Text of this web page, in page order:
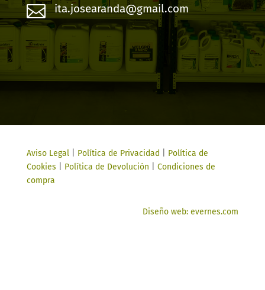
 ita.josearanda@gmail.com
Aviso Legal| Política de Privacidad
Política de
Cookies
Política de Devolución
Condiciones de
compra
Diseño web: evernes.com